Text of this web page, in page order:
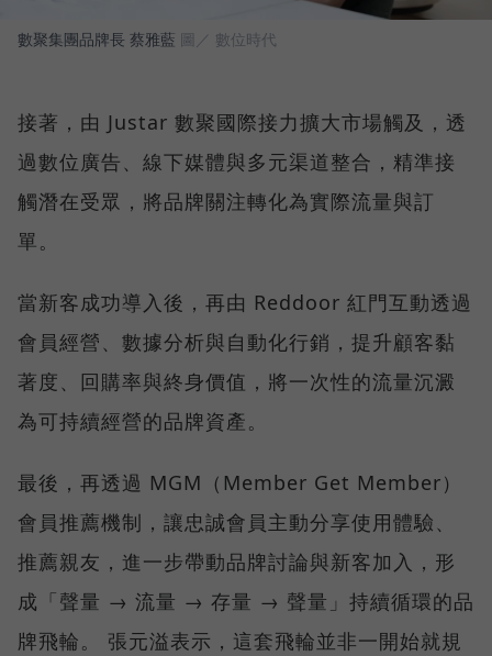
數聚集團品牌長 蔡雅藍 圖／ 數位時代
接著，由 Justar 數聚國際接力擴大市場觸及，透
過數位廣告、線下媒體與多元渠道整合，精準接
觸潛在受眾，將品牌關注轉化為實際流量與訂
單。
當新客成功導入後，再由 Reddoor 紅門互動透過
會員經營、數據分析與自動化行銷，提升顧客黏
著度、回購率與終身價值，將一次性的流量沉澱
為可持續經營的品牌資產。
最後，再透過 MGM（Member Get Member）
會員推薦機制，讓忠誠會員主動分享使用體驗、
推薦親友，進一步帶動品牌討論與新客加入，形
成「聲量 → 流量 → 存量 → 聲量」持續循環的品
牌飛輪。 張元溢表示，這套飛輪並非一開始就規